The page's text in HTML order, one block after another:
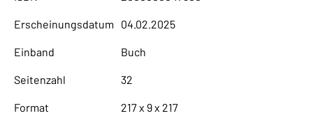
Erscheinungsdatum 04.02.2025
Einband Buch
Seitenzahl 32
Format 217 x 9 x 217